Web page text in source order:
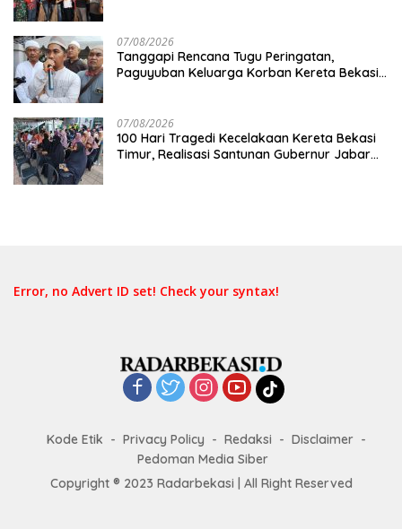
07/08/2026
Tanggapi Rencana Tugu Peringatan,
Paguyuban Keluarga Korban Kereta Bekasi
07/08/2026
100 Hari Tragedi Kecelakaan Kereta Bekasi
Timur, Realisasi Santunan Gubernur Jabar
Error, no Advert ID set! Check your syntax!
Kode Etik Privacy Policy Redaksi
Disclaimer
Pedoman Media Siber
Copyright ® 2023 Radarbekasi | All Right Reserved